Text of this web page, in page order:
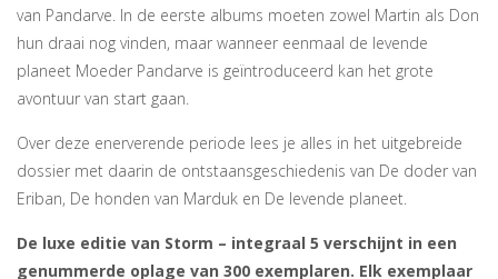
van Pandarve. In de eerste albums moeten zowel Martin als Don
hun draai nog vinden, maar wanneer eenmaal de levende
planeet Moeder Pandarve is geïntroduceerd kan het grote
avontuur van start gaan.
Over deze enerverende periode lees je alles in het uitgebreide
dossier met daarin de ontstaansgeschiedenis van De doder van
Eriban, De honden van Marduk en De levende planeet.
De luxe editie van Storm – integraal 5 verschijnt in een
genummerde oplage van 300 exemplaren. Elk exemplaar